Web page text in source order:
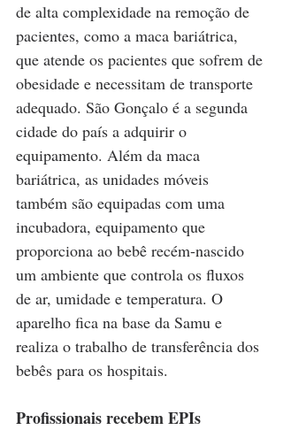
de alta complexidade na remoção de
pacientes, como a maca bariátrica,
que atende os pacientes que sofrem de
obesidade e necessitam de transporte
adequado. São Gonçalo é a segunda
cidade do país a adquirir o
equipamento. Além da maca
bariátrica, as unidades móveis
também são equipadas com uma
incubadora, equipamento que
proporciona ao bebê recém-nascido
um ambiente que controla os fluxos
de ar, umidade e temperatura. O
aparelho fica na base da Samu e
realiza o trabalho de transferência dos
bebês para os hospitais.
Profissionais recebem EPIs